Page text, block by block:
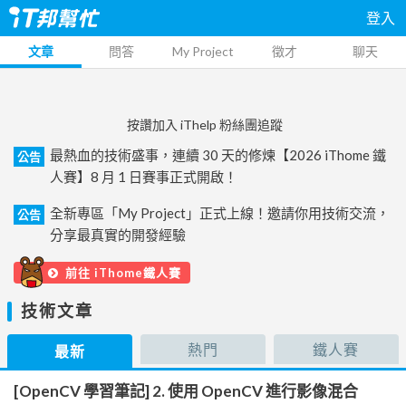
登入
文章 問答 My Project 徵才 聊天
按讚加入 iThelp 粉絲團追蹤
公告
最熱血的技術盛事，連續 30 天的修煉【2026 iThome 鐵
人賽】8 月 1 日賽事正式開啟！
公告
全新專區「My Project」正式上線！邀請你用技術交流，
分享最真實的開發經驗
前往 iThome鐵人賽
技術文章
最新 熱門 鐵人賽
[OpenCV 學習筆記] 2. 使用 OpenCV 進行影像混合